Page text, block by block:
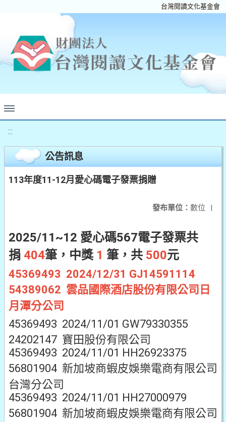
台灣閱讀文化基金會
:::
公告訊息
113年度11-12月愛心碼電子發票捐贈
發布單位： 數位 |
2025/11~12 愛心碼567電子發票共
捐 404筆，中獎 1 筆，共 500元
45369493 2024/12/31 GJ14591114
54389062 雲品國際酒店股份有限公司日
月潭分公司
45369493 2024/11/01 GW79330355
24202147 寶田股份有限公司
45369493 2024/11/01 HH26923375
56801904 新加坡商蝦皮娛樂電商有限公司
台灣分公司
45369493 2024/11/01 HH27000979
56801904 新加坡商蝦皮娛樂電商有限公司